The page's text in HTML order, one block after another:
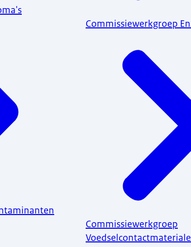
Commissiewerkgroep
Commissiewerkgroep